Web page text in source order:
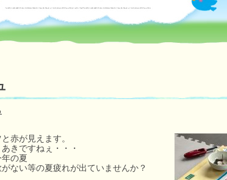
赤が見えます。
きですねぇ・・・
の夏
ない等の夏疲れが出ていませんか？